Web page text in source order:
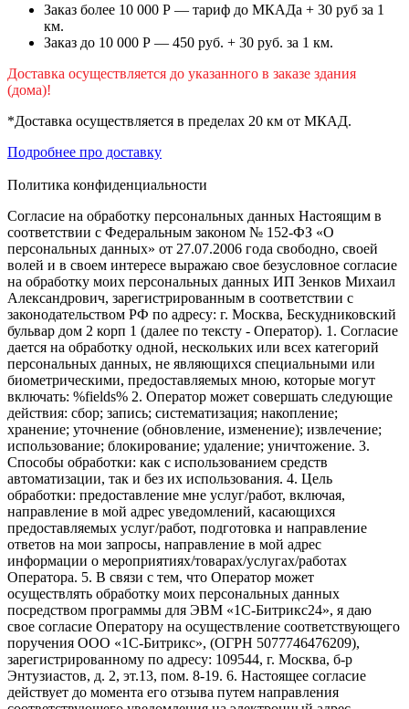
Заказ более 10 000 Р — тариф до МКАДа + 30 руб за 1
км.
Заказ до 10 000 Р — 450 руб. + 30 руб. за 1 км.
Доставка осуществляется до указанного в заказе здания
(дома)!
*Доставка осуществляется в пределах 20 км от МКАД.
Подробнее про доставку
Политика конфиденциальности
Согласие на обработку персональных данных Настоящим в
соответствии с Федеральным законом № 152-ФЗ «О
персональных данных» от 27.07.2006 года свободно, своей
волей и в своем интересе выражаю свое безусловное согласие
на обработку моих персональных данных ИП Зенков Михаил
Александрович, зарегистрированным в соответствии с
законодательством РФ по адресу: г. Москва, Бескудниковский
бульвар дом 2 корп 1 (далее по тексту - Оператор). 1. Согласие
дается на обработку одной, нескольких или всех категорий
персональных данных, не являющихся специальными или
биометрическими, предоставляемых мною, которые могут
включать: %fields% 2. Оператор может совершать следующие
действия: сбор; запись; систематизация; накопление;
хранение; уточнение (обновление, изменение); извлечение;
использование; блокирование; удаление; уничтожение. 3.
Способы обработки: как с использованием средств
автоматизации, так и без их использования. 4. Цель
обработки: предоставление мне услуг/работ, включая,
направление в мой адрес уведомлений, касающихся
предоставляемых услуг/работ, подготовка и направление
ответов на мои запросы, направление в мой адрес
информации о мероприятиях/товарах/услугах/работах
Оператора. 5. В связи с тем, что Оператор может
осуществлять обработку моих персональных данных
посредством программы для ЭВМ «1С-Битрикс24», я даю
свое согласие Оператору на осуществление соответствующего
поручения ООО «1С-Битрикс», (ОГРН 5077746476209),
зарегистрированному по адресу: 109544, г. Москва, б-р
Энтузиастов, д. 2, эт.13, пом. 8-19. 6. Настоящее согласие
действует до момента его отзыва путем направления